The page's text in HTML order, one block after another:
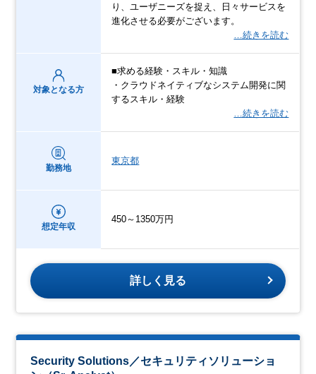
り、ユーザニーズを捉え、日々サービスを
進化させる必要がございます。
…続きを読む
対象となる方
■求める経験・スキル・知識
・クラウドネイティブなシステム開発に関
するスキル・経験
…続きを読む
勤務地
東京都
想定年収
450～1350万円
詳しく見る
Security Solutions／セキュリティソリューショ